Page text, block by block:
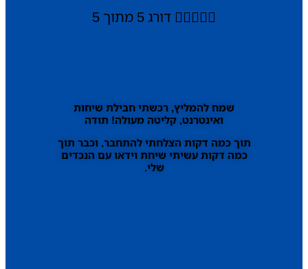
 דורג 5 מתוך 5
שמח להמליץ, רכשתי חבילת שיחות
ואינטרנט, קליטה מעולה! תודה
תוך כמה דקות הצלחתי להתחבר, וכבר תוך
כמה דקות עשיתי שיחת וידאו עם הנכדים
שלי.